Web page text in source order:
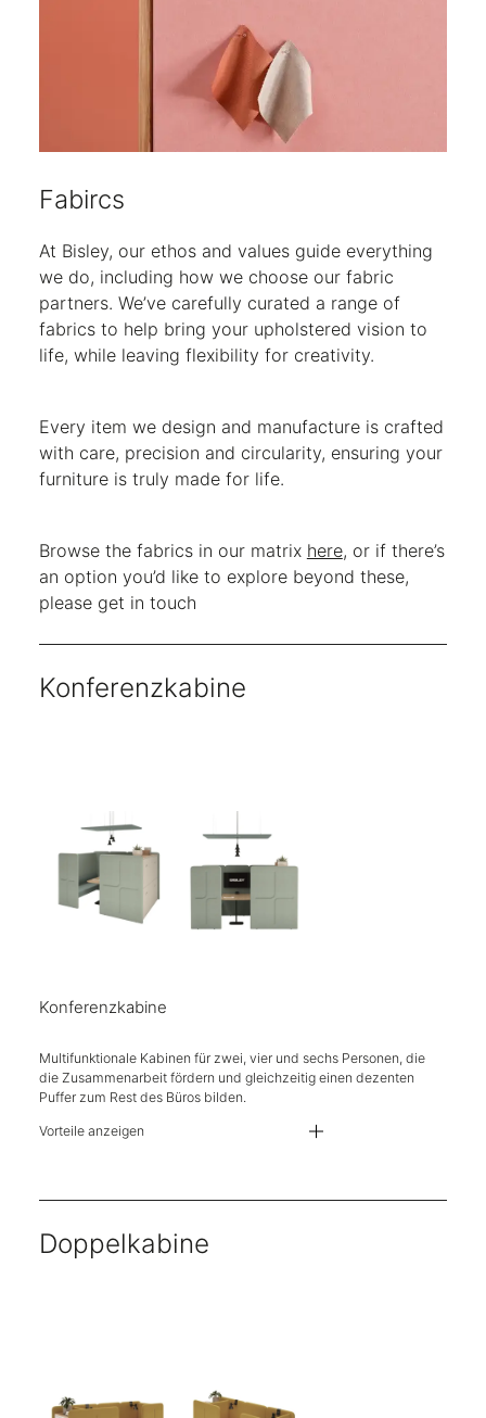
Fabircs
At Bisley, our ethos and values guide everything
we do, including how we choose our fabric
partners. We’ve carefully curated a range of
fabrics to help bring your upholstered vision to
life, while leaving flexibility for creativity.
Every item we design and manufacture is crafted
with care, precision and circularity, ensuring your
furniture is truly made for life.
Browse the fabrics in our matrix here, or if there’s
an option you’d like to explore beyond these,
please get in touch
Konferenzkabine
Konferenzkabine
Multifunktionale Kabinen für zwei, vier und sechs Personen, die
die Zusammenarbeit fördern und gleichzeitig einen dezenten
Puffer zum Rest des Büros bilden.
Vorteile anzeigen
Kompatibel mit Anglepoise Typ 80 Wand- und Schreibtischleuchten
Doppelkabine